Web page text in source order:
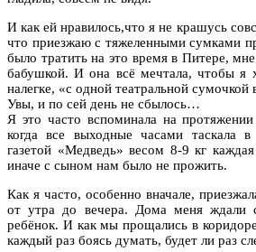
И как ей нравилось,что я не крашусь
что приезжаю с тяжеленными сумками
было тратить на это время в Питере,
бабушкой. И она всё мечтала, чтобы я
налегке, «с одной театральной сумочкой
Увы, и по сей день не сбылось…
Я это часто вспоминала на
когда все выходные часами таскала
газетой «Медведь» весом 8-9 кг
иначе с сыном нам было не прожить.
Как я часто, особенно вначале,
от утра до вечера. Дома меня ждали
ребёнок. И как мы прощались в
каждый раз боясь думать, будет ли раз